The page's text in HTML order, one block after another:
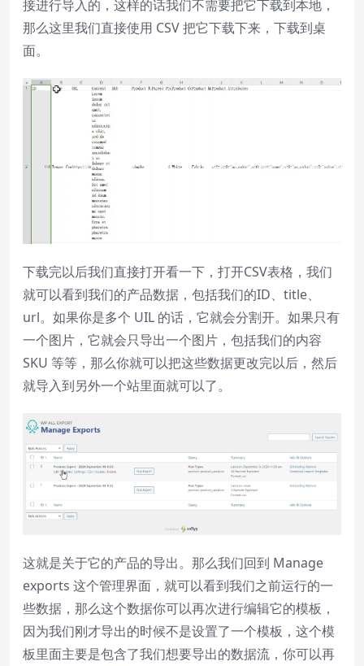
接进行导入的，这样的话我们不需要把它下载到本地，
那么这里我们直接使用 CSV 把它下载下来，下载到桌
面。
下载完以后我们直接打开看一下，打开CSV表格，我们
就可以看到我们的产品数据，包括我们的ID、title、
url。如果你是多个 UIL 的话，它就会分割开。如果只有
一个图片，它就会只导出一个图片，包括我们的内容
SKU 等等，那么你就可以把这些数据更改完以后，然后
就导入到另外一个站里面就可以了。
这就是关于它的产品的导出。那么我们回到 Manage
exports 这个管理界面，就可以看到我们之前运行的一
些数据，那么这个数据你可以再次进行编辑它的模板，
因为我们刚才导出的时候不是设置了一个模板，这个模
板里面主要是包含了我们想要导出的数据流，你可以再